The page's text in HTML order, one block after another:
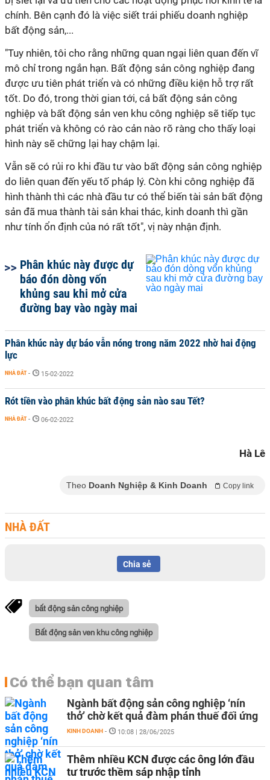
chính. Bên cạnh đó là việc siết trái phiếu doanh nghiệp
bất động sản,...
"Tuy nhiên, tôi cho rằng những quan ngại liên quan đến vĩ
mô chỉ trong ngắn hạn. Bất động sản công nghiệp đang
được ưu tiên phát triển và có những điều kiện hỗ trợ rất
tốt. Do đó, trong thời gian tới, cả bất động sản công
nghiệp và bất động sản ven khu công nghiệp sẽ tiếp tục
phát triển và không có rào cản nào rõ ràng cho thấy loại
hình này sẽ chững lại hay chậm lại.
Vẫn sẽ có rủi ro khi đầu tư vào bất động sản công nghiệp
do liên quan đến yếu tố pháp lý. Còn khi công nghiệp đã
hình thành thì các nhà đầu tư có thể biến tài sản bất động
sản đã mua thành tài sản khai thác, kinh doanh thì gần
như tính ổn định của nó rất tốt", vị này nhận định.
Phân khúc này được dự
báo đón dòng vốn
khủng sau khi mở cửa
đường bay vào ngày mai
Phân khúc này dự báo vẫn nóng trong năm 2022 nhờ hai động
lực
NHÀ ĐẤT - 15-02-2022
Rót tiền vào phân khúc bất động sản nào sau Tết?
NHÀ ĐẤT - 06-02-2022
Hà Lê
Theo Doanh Nghiệp & Kinh Doanh Copy link
NHÀ ĐẤT
Chia sẻ
bất động sản công nghiệp
Bất động sản ven khu công nghiệp
Có thể bạn quan tâm
Ngành bất động sản công nghiệp ‘nín
thở’ chờ kết quả đàm phán thuế đối ứng
KINH DOANH - 10:08 | 28/06/2025
Thêm nhiều KCN được các ông lớn đầu
tư trước thềm sáp nhập tỉnh